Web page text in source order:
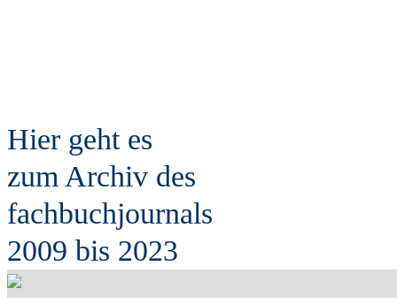
Hier geht es
zum Archiv des
fachbuchjournals
2009 bis 2023